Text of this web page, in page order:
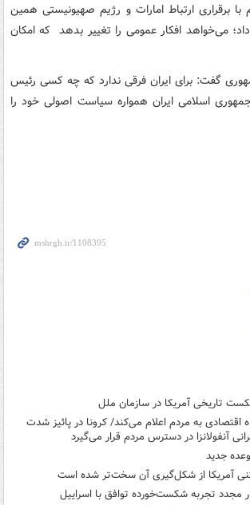
برقراری ارتباط امارات و رژیم صهیونیستی همین
داد؛ می‌خواهد افکار عمومی را تغییر بدهد که امکان
گفت: برای ایران فرقی ندارد که چه کسی رئیس
اسلامی ایران همواره سیاست اصولی خود را
تاریخی آمریکا در سازمان ملل
اقتصادی به مردم اعلام می‌کند/ کرونا در پائیز شدت
آنفولانزا در دسترس مردم قرار می‌گیرد
جدید
آمریکا از شکل‌گیری آن سخت‌تر شده است
مجدد تجربه شکست‌خورده توافق با اسراییل